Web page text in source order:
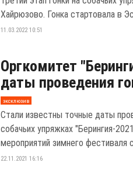
Хайрюзово. Гонка стартовала в
11.03.2022 10:51
Оргкомитет
даты проведения
эксклюзив
Стали известны точные даты
собачьих упряжках "Берингия-
мероприятий зимнего фестиваля
22.11.2021 16:16